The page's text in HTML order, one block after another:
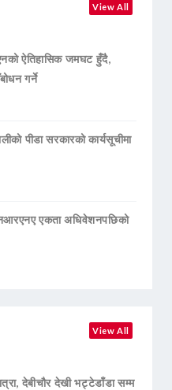
View All
ऐतिहासिक जमघट हुँदै,
गर्ने
पीडा सरकारको कार्यसूचीमा
एकता अधिवेशनपछिको
View All
देबीचौर देखी भट्टेडाँडा सम्म